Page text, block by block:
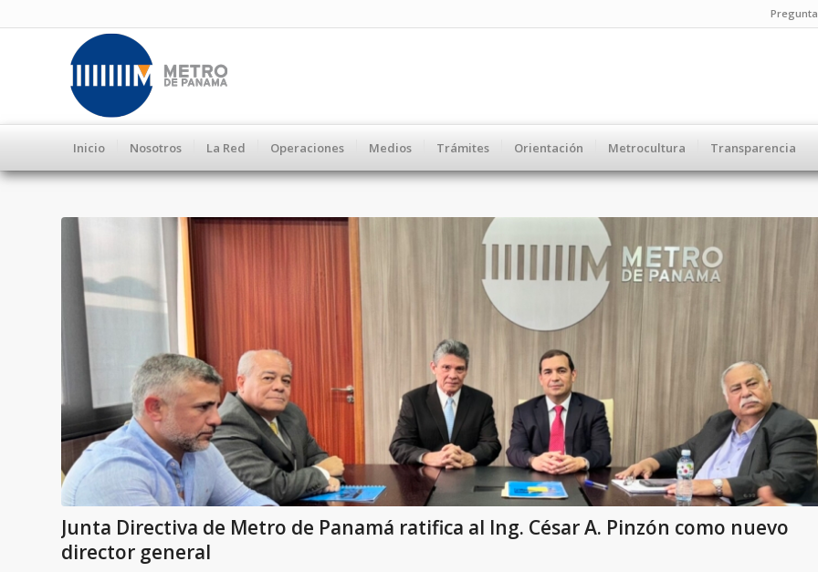
Inicio Nosotros La Red Operaciones Medios Trámites Orientación Metrocultura Transparencia
Junta Directiva de Metro de Panamá ratifica al Ing. César A. Pinzón como nuevo
director general